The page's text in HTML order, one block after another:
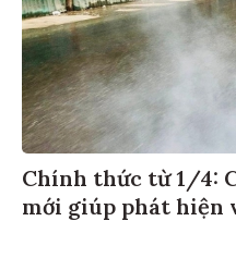
Chính thức từ 1/4:
mới giúp phát hiện